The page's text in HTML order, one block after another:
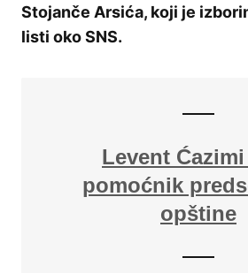
Stojanče Arsića, koji je
listi oko SNS.
Levent
pomoćnik
opštine